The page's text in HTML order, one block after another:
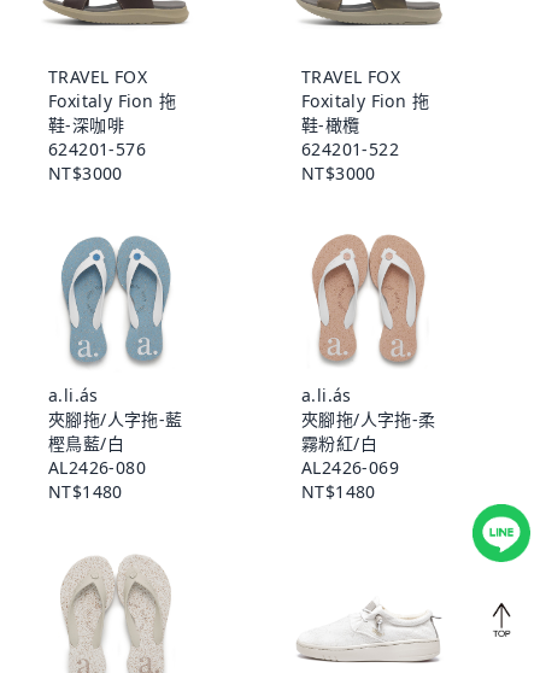
TRAVEL FOX
Foxitaly Fion 拖
鞋-深咖啡
624201-576
NT$3000
TRAVEL FOX
Foxitaly Fion 拖
鞋-橄欖
624201-522
NT$3000
a.li.ás
夾腳拖/人字拖-藍
樫鳥藍/白
AL2426-080
NT$1480
a.li.ás
夾腳拖/人字拖-柔
霧粉紅/白
AL2426-069
NT$1480